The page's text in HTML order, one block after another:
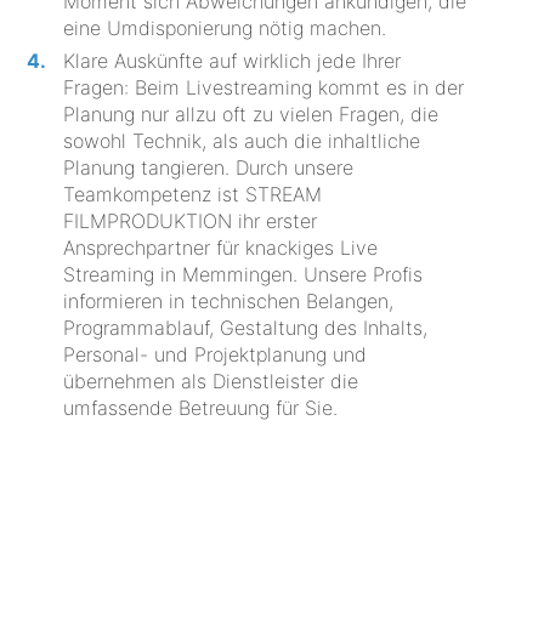
eine Umdisponierung nötig machen.
Klare Auskünfte auf wirklich jede Ihrer
Fragen: Beim Livestreaming kommt es in der
Planung nur allzu oft zu vielen Fragen, die
sowohl Technik, als auch die inhaltliche
Planung tangieren. Durch unsere
Teamkompetenz ist STREAM
FILMPRODUKTION ihr erster
Ansprechpartner für knackiges Live
Streaming in Memmingen. Unsere Profis
informieren in technischen Belangen,
Programmablauf, Gestaltung des Inhalts,
Personal- und Projektplanung und
übernehmen als Dienstleister die
umfassende Betreuung für Sie.